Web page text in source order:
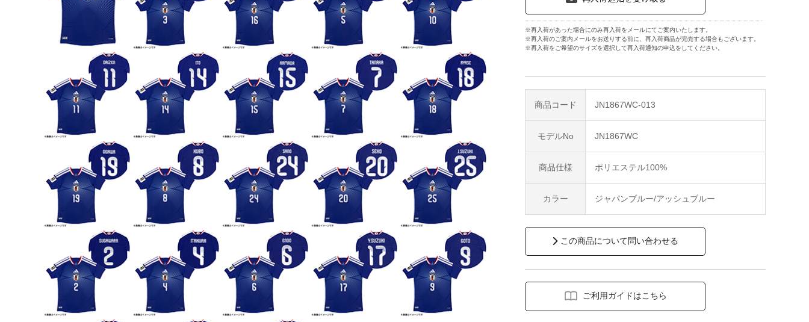
商品コード JN1867WC-013
モデルNo JN1867WC
商品仕様 ポリエステル100%
カラー ジャパンブルー/アッシュブルー
この商品について問い合わせる
ご利用ガイドはこちら
※再入荷があった場合にのみ再入荷をメールにてご案内いたします。
※再入荷のご案内メールをお送りする前に、再入荷商品が完売する場合もございます。
※再入荷をご希望のサイズを選択して再入荷通知の申込をしてください。